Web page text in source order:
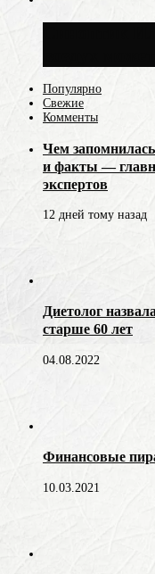
Популярно
Свежие
Комменты
Чем
и факты —
экспертов
12 дней тому назад
Диетолог
старше 60 лет
04.08.2022
Финансовые
10.03.2021